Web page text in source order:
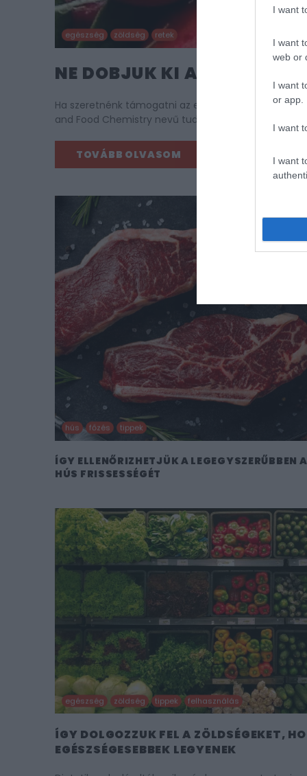
I want
I want
web or
I want
or app.
I want
I want
egészség zöldség retek
NE DOBJUK KI A NÉPSZERŰ
Ha szeretnénk támogatni az emésztésünket és a
and Food Chemistry nevű tudomá…
TOVÁBB OLVASOM
hús főzés tippek
ÍGY ELLENŐRIZHETJÜK A LEGEGYSZERŰBBEN A
HÚS FRISSESSÉGÉT
egészség zöldség tippek felhasználás
ÍGY DOLGOZZUK FEL A ZÖLDSÉGEKET,
EGÉSZSÉGESEBBEK LEGYENEK